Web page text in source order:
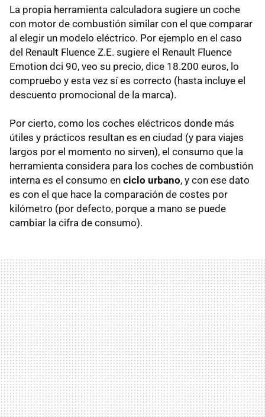
La propia herramienta calculadora sugiere un coche
con motor de combustión similar con el que comparar
al elegir un modelo eléctrico. Por ejemplo en el caso
del Renault Fluence Z.E. sugiere el Renault Fluence
Emotion dci 90, veo su precio, dice 18.200 euros, lo
compruebo y esta vez sí es correcto (hasta incluye el
descuento promocional de la marca).
Por cierto, como los coches eléctricos donde más
útiles y prácticos resultan es en ciudad (y para viajes
largos por el momento no sirven), el consumo que la
herramienta considera para los coches de combustión
interna es el consumo en ciclo urbano, y con ese dato
es con el que hace la comparación de costes por
kilómetro (por defecto, porque a mano se puede
cambiar la cifra de consumo).